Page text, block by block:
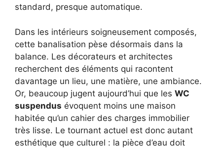
standard, presque automatique.
Dans les intérieurs soigneusement composés,
cette banalisation pèse désormais dans la
balance. Les décorateurs et architectes
recherchent des éléments qui racontent
davantage un lieu, une matière, une ambiance.
Or, beaucoup jugent aujourd’hui que les WC
suspendus évoquent moins une maison
habitée qu’un cahier des charges immobilier
très lisse. Le tournant actuel est donc autant
esthétique que culturel : la pièce d’eau doit